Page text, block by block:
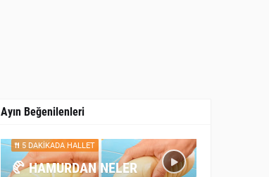
Ayın Beğenilenleri
5 DAKİKADA HALLET
🥐 HAMURDAN NELER